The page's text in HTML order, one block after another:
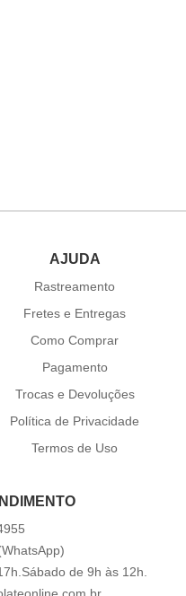
AJUDA
Rastreamento
Fretes e Entregas
Como Comprar
Pagamento
Trocas e Devoluções
Política de Privacidade
Termos de Uso
de 9h às 12h.